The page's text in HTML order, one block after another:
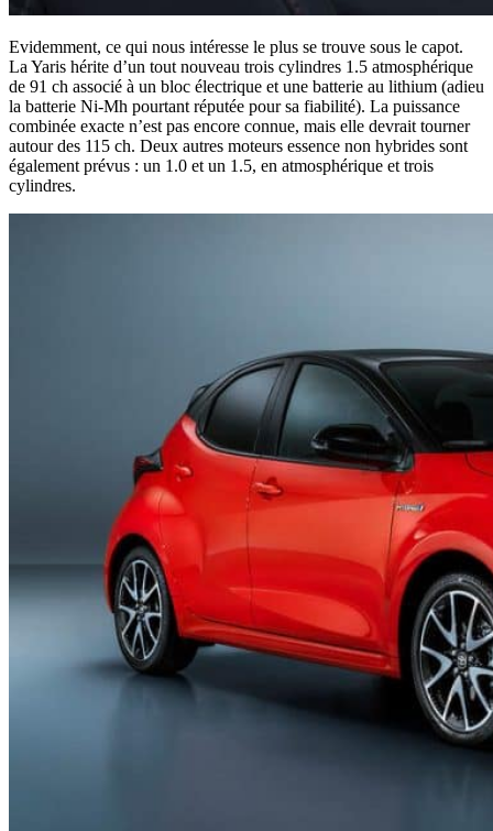
Evidemment, ce qui nous intéresse le plus se trouve sous le capot.
La Yaris hérite d’un tout nouveau trois cylindres 1.5 atmosphérique
de 91 ch associé à un bloc électrique et une batterie au lithium (adieu
la batterie Ni-Mh pourtant réputée pour sa fiabilité). La puissance
combinée exacte n’est pas encore connue, mais elle devrait tourner
autour des 115 ch. Deux autres moteurs essence non hybrides sont
également prévus : un 1.0 et un 1.5, en atmosphérique et trois
cylindres.